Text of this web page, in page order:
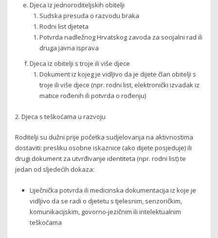
Djeca iz jednoroditeljskih obitelji
Sudska presuda o razvodu braka
Rodni list djeteta
Potvrda nadležnog Hrvatskog zavoda za socijalni rad ili
druga javna isprava
Djeca iz obitelji s troje ili više djece
Dokument iz kojeg je vidljivo da je dijete član obitelji s
troje ili više djece (npr. rodni list, elektronički izvadak iz
matice rođenih ili potvrda o rođenju)
2. Djeca s teškoćama u razvoju
Roditelji su dužni prije početka sudjelovanja na aktivnostima
dostaviti: presliku osobne iskaznice (ako dijete posjeduje) ili
drugi dokument za utvrđivanje identiteta (npr. rodni list) te
jedan od sljedećih dokaza:
Liječnička potvrda ili medicinska dokumentacija iz koje je
vidljivo da se radi o djetetu s tjelesnim, senzoričkim,
komunikacijskim, govorno-jezičnim ili intelektualnim
teškoćama